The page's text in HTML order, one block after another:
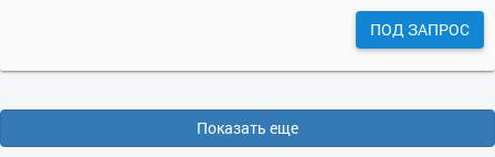
ПОД ЗАПРОС
Показать еще